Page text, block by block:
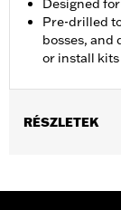
Designed
Pre-drilled
bosses, and
or install kits
RÉSZLETEK